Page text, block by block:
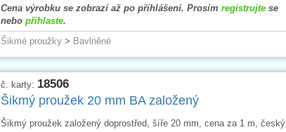
Cena výrobku se zobrazí až po přihlášení. Prosím registrujtese
nebo přihlaste.
Šikmé proužky> Bavlněné
č. karty: 18506
Šikmý proužek 20 mm BA založený
Šikmý proužek založený doprostřed, šíře 20 mm, cena za 1 m, český